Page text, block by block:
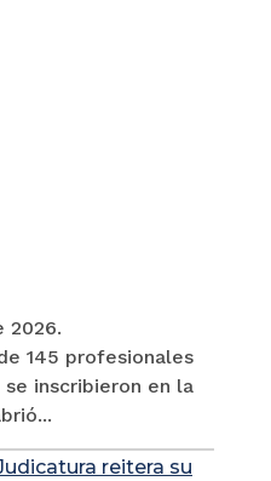
2026.
145 profesionales
inscribieron en la
reitera su